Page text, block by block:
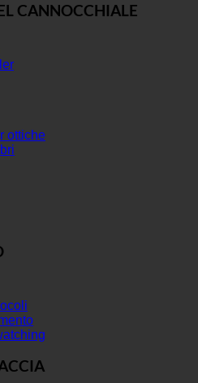
CANNOCCHIALE
ottiche